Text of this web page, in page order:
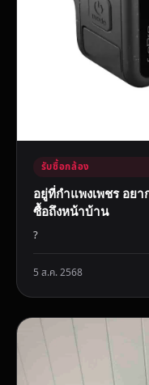
รับซื้อกล้อง
อยู่ที่กำแพงเพชร อยา
ซื้อถึงหน้าบ้าน
?
5 ส.ค. 2568